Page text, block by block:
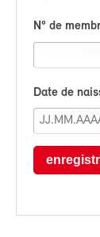
N° de
Date de